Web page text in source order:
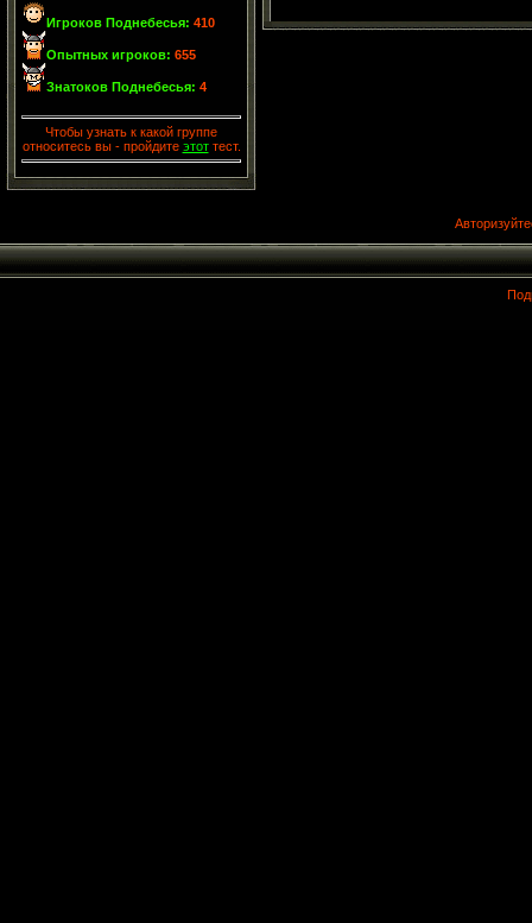
Игроков Поднебесья: 410
Опытных игроков: 655
Знатоков Поднебесья: 4
Чтобы узнать к какой группе
относитесь вы - пройдите этоттест.